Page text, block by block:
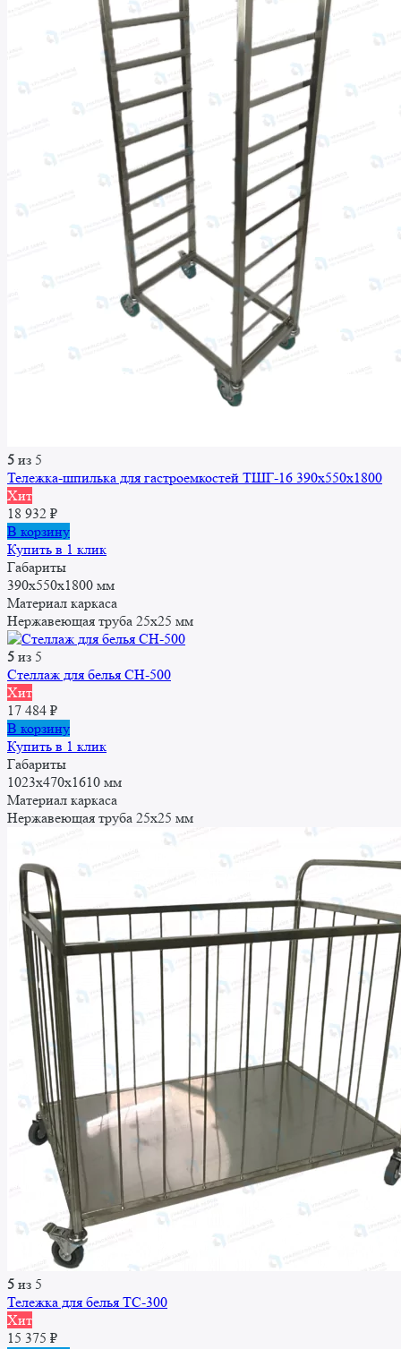
5 из 5
Тележка-шпилька для гастроемкостей ТШГ-16 390x550x1800
Хит
18 932 ₽
В корзину
Купить в 1 клик
Габариты
390x550x1800 мм
Материал каркаса
Нержавеющая труба 25x25 мм
5 из 5
Стеллаж для белья СН-500
Хит
17 484 ₽
В корзину
Купить в 1 клик
Габариты
1023х470х1610 мм
Материал каркаса
Нержавеющая труба 25x25 мм
5 из 5
Тележка для белья ТС-300
Хит
15 375 ₽